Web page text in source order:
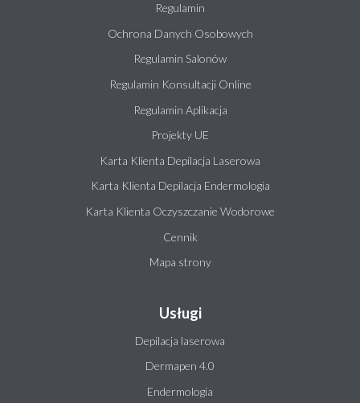
Regulamin
Ochrona Danych Osobowych
Regulamin Salonów
Regulamin Konsultacji Online
Regulamin Aplikacja
Projekty UE
Karta Klienta Depilacja Laserowa
Karta Klienta Depilacja Endermologia
Karta Klienta Oczyszczanie Wodorowe
Cennik
Mapa strony
Usługi
Depilacja laserowa
Dermapen 4.0
Endermologia